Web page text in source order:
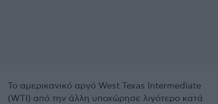
Το αμερικανικό αργό West Texas Intermediate
(WTI) από την άλλη υποχώρησε λιγότερο κατά